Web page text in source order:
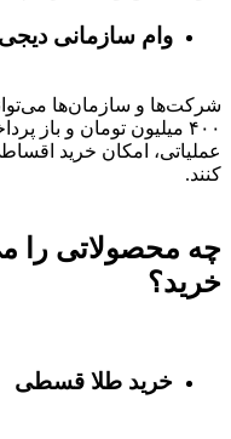
وام سازمانی
شرکت‌ها و سازمان‌ها
۴۰۰ میلیون تومان و باز
عملیاتی، امکان خرید
کنند.
چه محصولاتی را
خرید؟
خرید طلا قسطی